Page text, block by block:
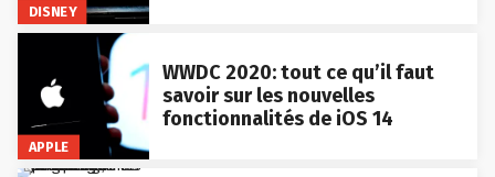
DISNEY
APPLE
WWDC 2020: tout ce qu’il faut
savoir sur les nouvelles
fonctionnalités de iOS 14